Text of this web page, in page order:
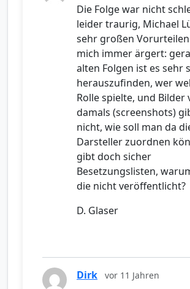
Die Folge war nicht
leider traurig, Michael
sehr großen
mich immer ärgert:
alten Folgen ist es sehr
herauszufinden, wer
Rolle spielte, und Bilder
damals (screenshots)
nicht, wie soll man da
Darsteller zuordnen
gibt doch sicher
Besetzungslisten,
die nicht veröffentlicht?
D. Glaser
Dirk vor 11 Jahren